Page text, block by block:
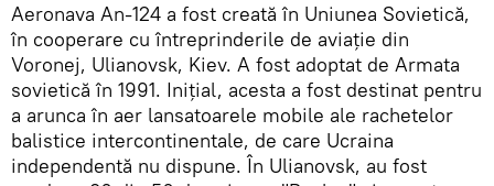
Aeronava An-124 a fost creată în Uniunea Sovietică,
în cooperare cu întreprinderile de aviație din
Voronej, Ulianovsk, Kiev. A fost adoptat de Armata
sovietică în 1991. Inițial, acesta a fost destinat pentru
a arunca în aer lansatoarele mobile ale rachetelor
balistice intercontinentale, de care Ucraina
independentă nu dispune. În Ulianovsk, au fost